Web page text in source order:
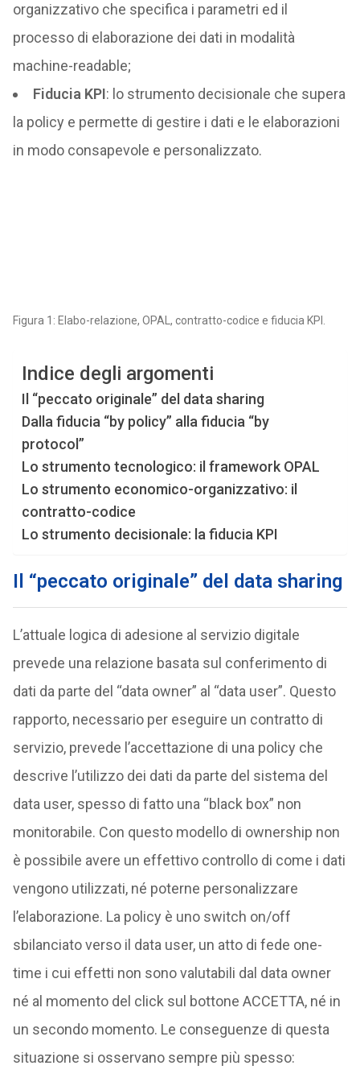
organizzativo che specifica i parametri ed il
processo di elaborazione dei dati in modalità
machine-readable;
Fiducia KPI: lo strumento decisionale che supera
la policy e permette di gestire i dati e le elaborazioni
in modo consapevole e personalizzato.
Figura 1: Elabo-relazione, OPAL, contratto-codice e fiducia KPI.
Indice degli argomenti
Il “peccato originale” del data sharing
Dalla fiducia “by policy” alla fiducia “by
protocol”
Lo strumento tecnologico: il framework OPAL
Lo strumento economico-organizzativo: il
contratto-codice
Lo strumento decisionale: la fiducia KPI
Il “peccato originale” del data sharing
L’attuale logica di adesione al servizio digitale
prevede una relazione basata sul conferimento di
dati da parte del “data owner” al “data user”. Questo
rapporto, necessario per eseguire un contratto di
servizio, prevede l’accettazione di una policy che
descrive l’utilizzo dei dati da parte del sistema del
data user, spesso di fatto una “black box” non
monitorabile. Con questo modello di ownership non
è possibile avere un effettivo controllo di come i dati
vengono utilizzati, né poterne personalizzare
l’elaborazione. La policy è uno switch on/off
sbilanciato verso il data user, un atto di fede one-
time i cui effetti non sono valutabili dal data owner
né al momento del click sul bottone ACCETTA, né in
un secondo momento. Le conseguenze di questa
situazione si osservano sempre più spesso: